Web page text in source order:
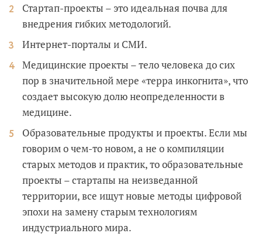
Стартап-проекты – это идеальная почва для
внедрения гибких методологий.
Интернет-порталы и СМИ.
Медицинские проекты – тело человека до сих
пор в значительной мере «терра инкогнита», что
создает высокую долю неопределенности в
медицине.
Образовательные продукты и проекты. Если мы
говорим о чем-то новом, а не о компиляции
старых методов и практик, то образовательные
проекты – стартапы на неизведанной
территории, все ищут новые методы цифровой
эпохи на замену старым технологиям
индустриального мира.